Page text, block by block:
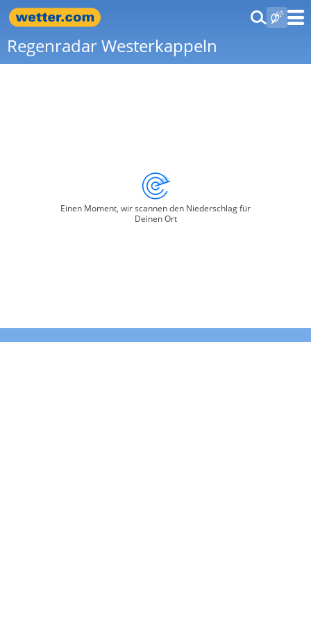
Regenradar Westerkappeln
Einen Moment, wir scannen den Niederschlag für
Deinen Ort